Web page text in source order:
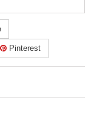
Pinterest